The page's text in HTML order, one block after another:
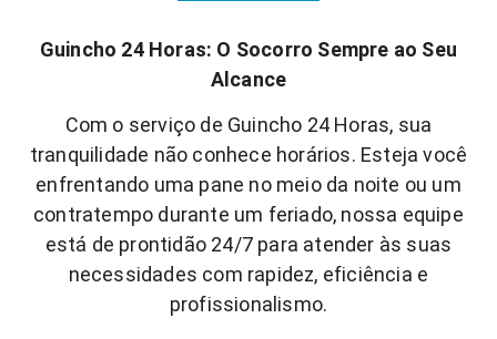
Guincho 24 Horas: O Socorro Sempre ao Seu
Alcance
Com o serviço de Guincho 24 Horas, sua
tranquilidade não conhece horários. Esteja você
enfrentando uma pane no meio da noite ou um
contratempo durante um feriado, nossa equipe
está de prontidão 24/7 para atender às suas
necessidades com rapidez, eficiência e
profissionalismo.